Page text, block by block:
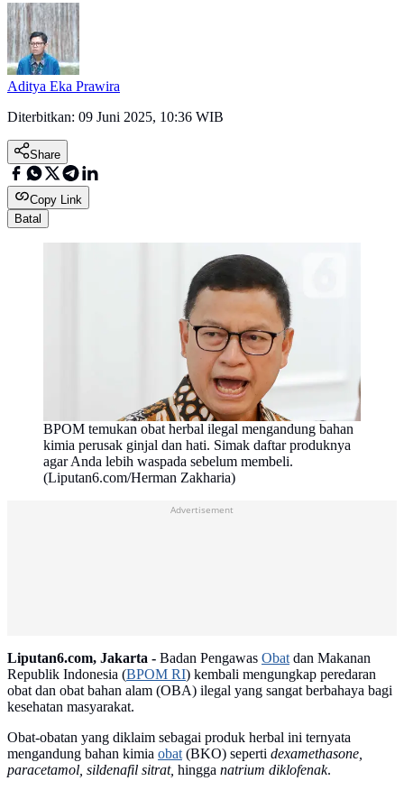
Aditya Eka Prawira
Diterbitkan: 09 Juni 2025, 10:36 WIB
Share
Copy Link
Batal
BPOM temukan obat herbal ilegal mengandung bahan
kimia perusak ginjal dan hati. Simak daftar produknya
agar Anda lebih waspada sebelum membeli.
(Liputan6.com/Herman Zakharia)
Liputan6.com, Jakarta - Badan Pengawas Obatdan Makanan
Republik Indonesia (BPOM RI) kembali mengungkap peredaran
obat dan obat bahan alam (OBA) ilegal yang sangat berbahaya bagi
kesehatan masyarakat.
Obat-obatan yang diklaim sebagai produk herbal ini ternyata
mengandung bahan kimia obat(BKO) seperti dexamethasone,
paracetamol, sildenafil sitrat, hingga natrium diklofenak.